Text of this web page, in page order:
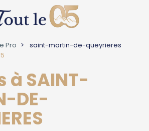
Pro
saint-martin-de-queyrieres
à SAINT-
DE-